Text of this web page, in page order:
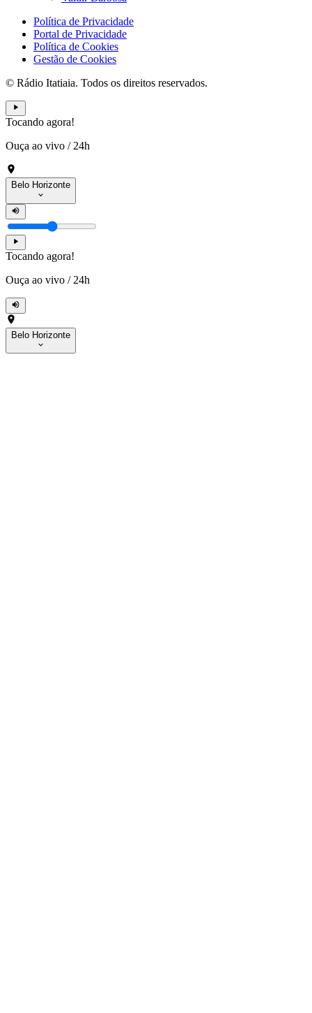
Política de Privacidade
Portal de Privacidade
Política de Cookies
Gestão de Cookies
© Rádio Itatiaia. Todos os direitos reservados.
Tocando agora!
Ouça ao vivo / 24h
Belo Horizonte
Tocando agora!
Ouça ao vivo / 24h
Belo Horizonte